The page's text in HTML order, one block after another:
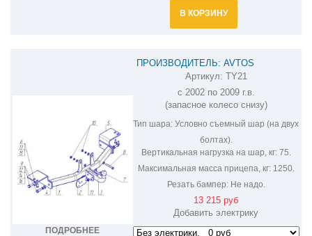
В КОРЗИНУ
ПОДРОБНЕЕ
ПРОИЗВОДИТЕЛЬ: AVTOS
ФАРКОП НА TOYOTA LAND CRUISER
PRADO 120 TY21
Артикул: TY21
с 2002 по 2009 г.в.
(запасное колесо снизу)
Тип шара: Условно съемный шар (на двух
болтах).
Вертикальная нагрузка на шар, кг:75.
Максимальная масса прицепа, кг:1250.
Резать бампер:Не надо.
13 215 руб
Добавить электрику